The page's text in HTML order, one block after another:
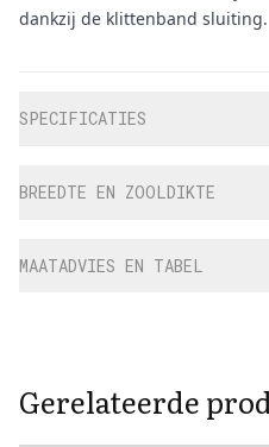
dankzij de klittenband sluiting.
SPECIFICATIES
BREEDTE EN ZOOLDIKTE
MAATADVIES EN TABEL
Gerelateerde